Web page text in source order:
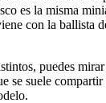
es la misma
con la ballista
puedes
se suele